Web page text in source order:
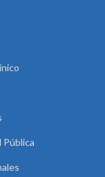
Pública